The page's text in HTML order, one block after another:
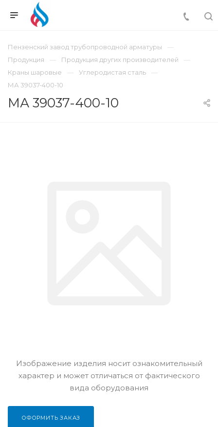
Пензенский завод трубопроводной арматуры
Продукция
Продукция других производителей
Краны шаровые
Углеродистая сталь
МА 39037-400-10
МА 39037-400-10
Изображение изделия носит ознакомительный
характер и может отличаться от фактического
вида оборудования
ОФОРМИТЬ ЗАКАЗ